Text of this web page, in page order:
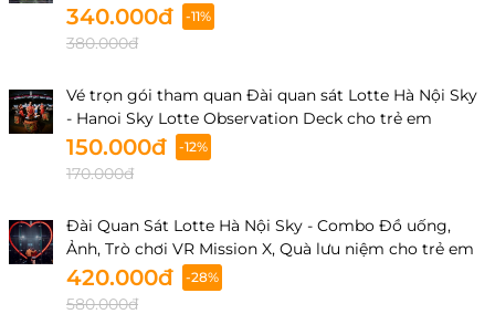
340.000đ -11%
380.000đ
Vé trọn gói tham quan Đài quan sát Lotte Hà Nội Sky
- Hanoi Sky Lotte Observation Deck cho trẻ em
150.000đ -12%
170.000đ
Đài Quan Sát Lotte Hà Nội Sky - Combo Đồ uống,
Ảnh, Trò chơi VR Mission X, Quà lưu niệm cho trẻ em
420.000đ -28%
580.000đ